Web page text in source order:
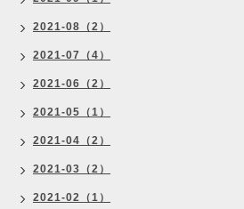
2021-08（2）
2021-07（4）
2021-06（2）
2021-05（1）
2021-04（2）
2021-03（2）
2021-02（1）